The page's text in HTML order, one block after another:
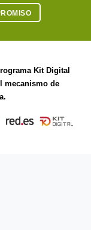
Kit Digital
mecanismo de